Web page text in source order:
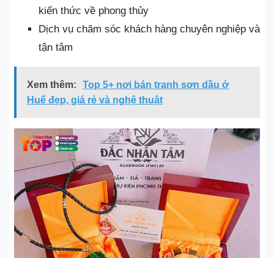
kiến thức về phong thủy
Dịch vụ chăm sóc khách hàng chuyên nghiệp và
tận tâm
Xem thêm:
Top 5+ nơi bán tranh sơn dầu ở
Huế đẹp, giá rẻ và nghệ thuật